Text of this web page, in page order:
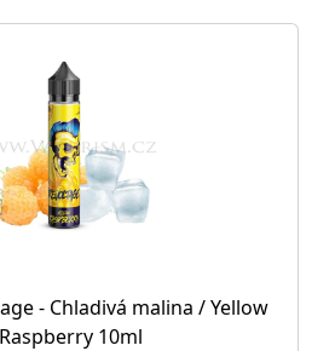
- Chladivá malina / Yellow
Raspberry 10ml